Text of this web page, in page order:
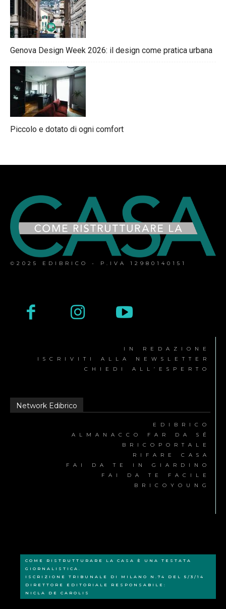
Genova Design Week 2026: il design come pratica urbana
Piccolo e dotato di ogni comfort
©2025 EDIBRICO - P.IVA 12980140151
IN REDAZIONE
ISCRIVITI ALLA NEWSLETTER
CHIEDI ALL’ESPERTO
Network Edibrico
EDIBRICO
ALMANACCO FAR DA SÉ
BRICOPORTALE
RIFARE CASA
FAI DA TE IN GIARDINO
FAI DA TE FACILE
BRICOYOUNG
COME RISTRUTTURARE LA CASA È UNA TESTATA
GIORNALISTICA.
ISCRIZIONE TRIBUNALE DI MILANO N.74 DEL 5/3/14
DIRETTORE EDITORIALE RESPONSABILE:
NICLA DE CAROLIS